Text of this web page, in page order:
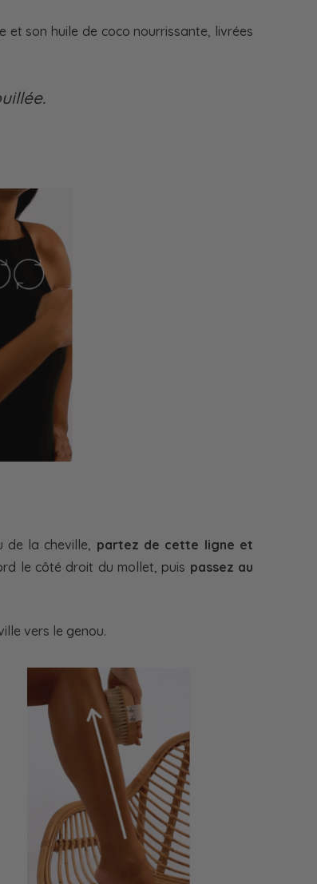
et son huile de coco nourrissante, livrées
de la cheville, partez de cette ligne et
le côté droit du mollet, puis passez au
vers le genou.